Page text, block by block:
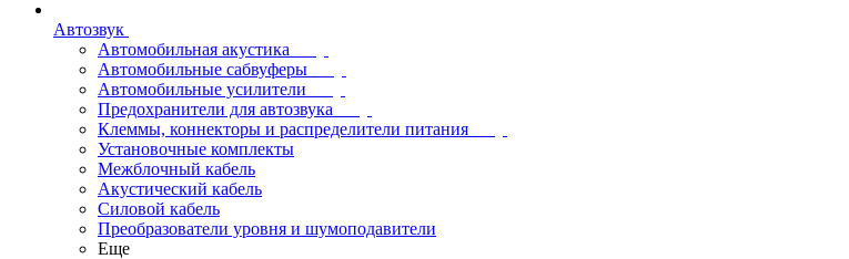
Автозвук
Автомобильная акустика
Автомобильные сабвуферы
Автомобильные усилители
Предохранители для автозвука
Клеммы, коннекторы и распределители питания
Установочные комплекты
Межблочный кабель
Акустический кабель
Силовой кабель
Преобразователи уровня и шумоподавители
Еще